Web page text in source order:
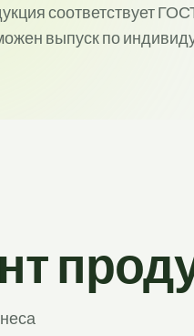
соответствует
выпуск по